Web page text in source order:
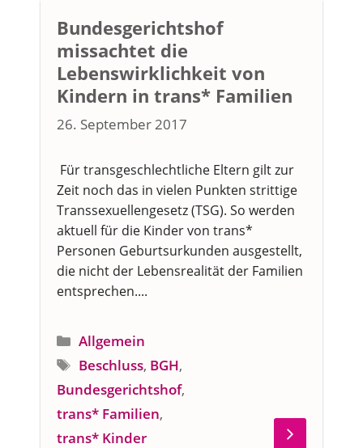
Bundesgerichtshof
missachtet die
Lebenswirklichkeit von
Kindern in trans* Familien
26. September 2017
Für transgeschlechtliche Eltern gilt zur
Zeit noch das in vielen Punkten strittige
Transsexuellengesetz (TSG). So werden
aktuell für die Kinder von trans*
Personen Geburtsurkunden ausgestellt,
die nicht der Lebensrealität der Familien
entsprechen....
Kategorien
Allgemein
Schlagwörter
Beschluss, BGH,
Bundesgerichtshof,
trans* Familien,
trans* Kinder